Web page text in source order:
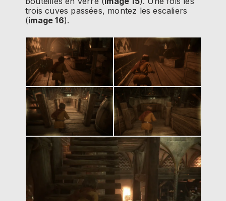
trois cuves passées, montez les escaliers
(image 16).